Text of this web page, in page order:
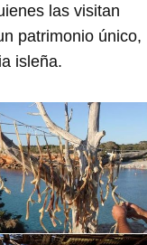
las visitan
patrimonio único,
isleña.